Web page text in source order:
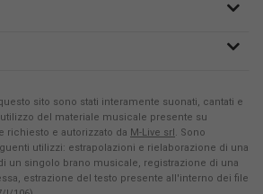
sito sono stati interamente suonati, cantati e
del materiale musicale presente su
richiesto e autorizzato da M-Live srl. Sono
utilizzi: estrapolazioni e rielaborazione di una
un singolo brano musicale, registrazione di una
estrazione del testo presente all'interno dei file